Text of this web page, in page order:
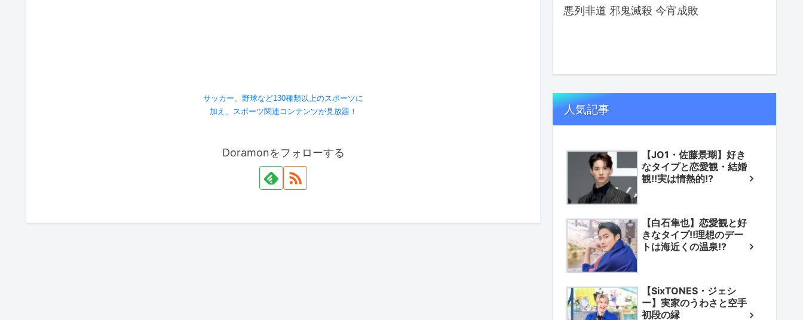
サッカー、野球など130種類以上のスポーツに
加え、スポーツ関連コンテンツが見放題！
Doramonをフォローする
悪列非道 邪鬼滅殺 今宵成敗
人気記事
【JO1・佐藤景瑚】好き
なタイプと恋愛観・結婚
観!!実は情熱的!?
【白石隼也】恋愛観と好
きなタイプ!!理想のデー
トは海近くの温泉!?
【SixTONES・ジェシ
ー】実家のうわさと空手
初段の縁